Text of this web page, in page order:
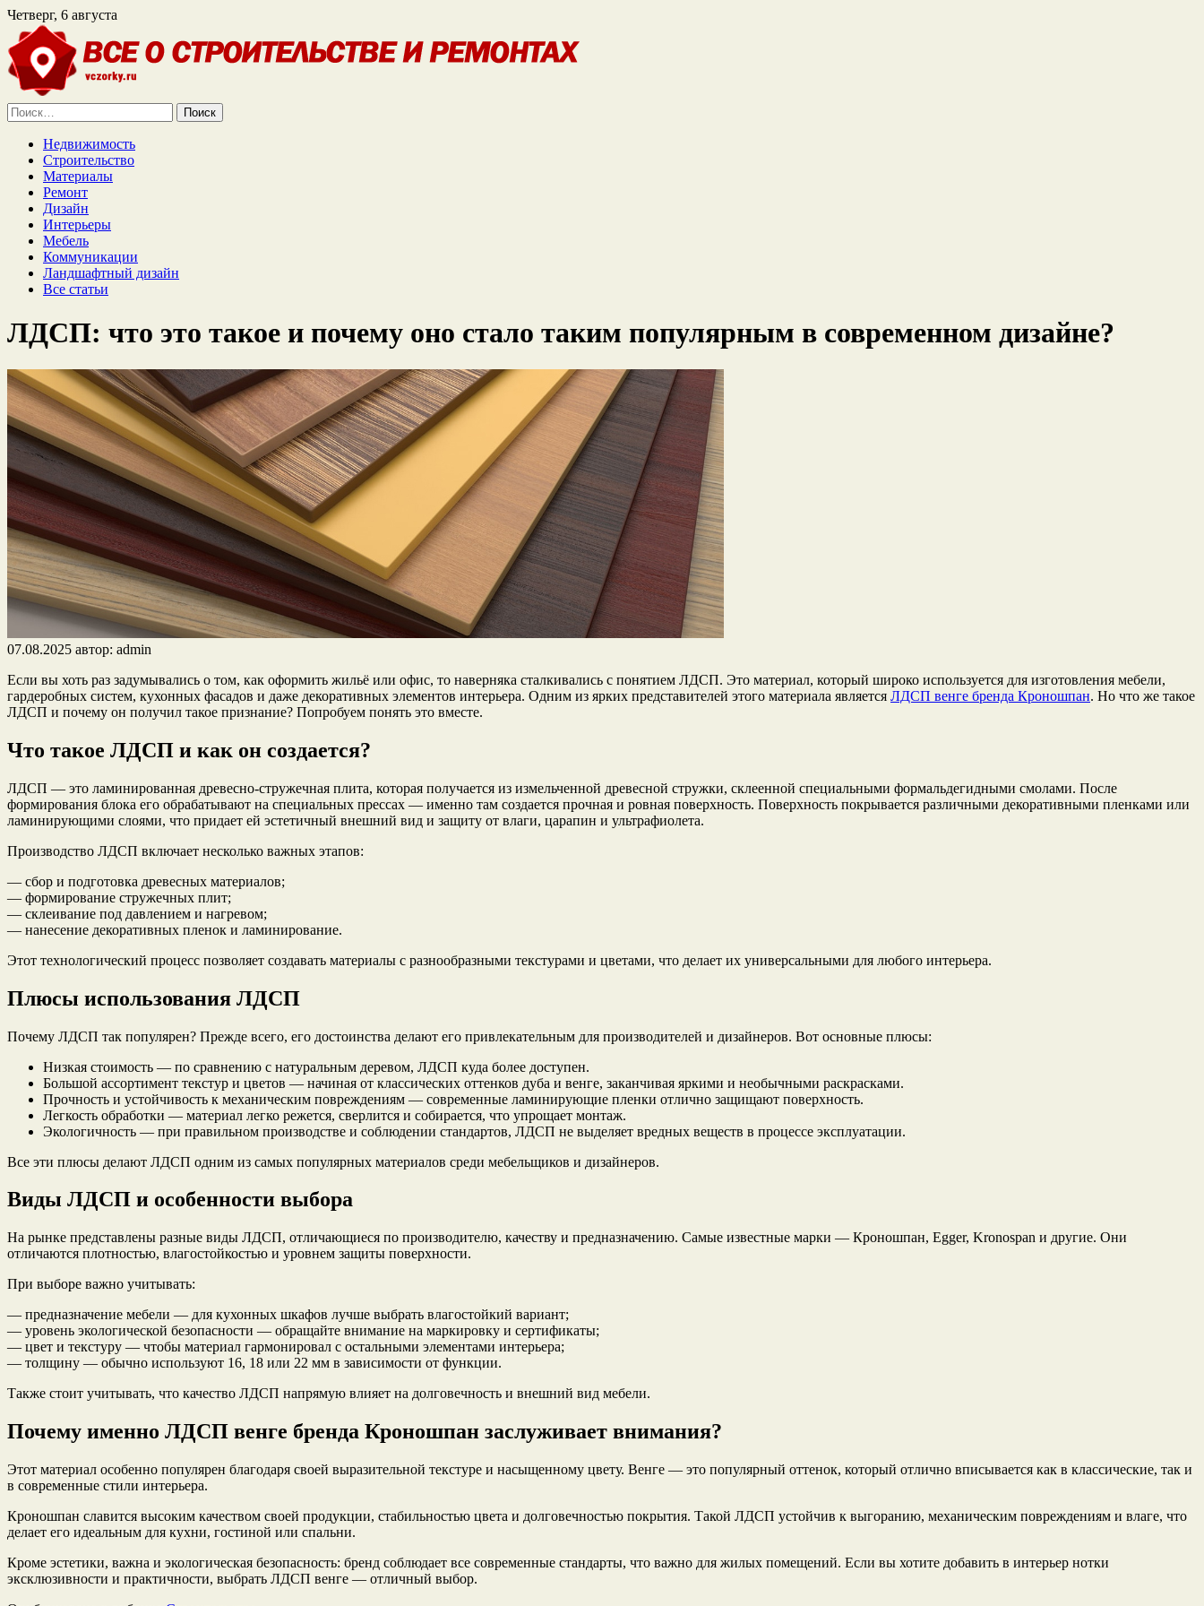
Четверг, 6 августа
Найти:
Недвижимость
Строительство
Материалы
Ремонт
Дизайн
Интерьеры
Мебель
Коммуникации
Ландшафтный дизайн
Все статьи
ЛДСП: что это такое и почему оно стало таким популярным в современном дизайне?
07.08.2025 автор: admin
Если вы хоть раз задумывались о том, как оформить жильё или офис, то наверняка сталкивались с понятием ЛДСП. Это материал, который широко используется для изготовления мебели,
гардеробных систем, кухонных фасадов и даже декоративных элементов интерьера. Одним из ярких представителей этого материала является ЛДСП венге бренда Кроношпан. Но что же такое
ЛДСП и почему он получил такое признание? Попробуем понять это вместе.
Что такое ЛДСП и как он создается?
ЛДСП — это ламинированная древесно-стружечная плита, которая получается из измельченной древесной стружки, склеенной специальными формальдегидными смолами. После
формирования блока его обрабатывают на специальных прессах — именно там создается прочная и ровная поверхность. Поверхность покрывается различными декоративными пленками или
ламинирующими слоями, что придает ей эстетичный внешний вид и защиту от влаги, царапин и ультрафиолета.
Производство ЛДСП включает несколько важных этапов:
— сбор и подготовка древесных материалов;
— формирование стружечных плит;
— склеивание под давлением и нагревом;
— нанесение декоративных пленок и ламинирование.
Этот технологический процесс позволяет создавать материалы с разнообразными текстурами и цветами, что делает их универсальными для любого интерьера.
Плюсы использования ЛДСП
Почему ЛДСП так популярен? Прежде всего, его достоинства делают его привлекательным для производителей и дизайнеров. Вот основные плюсы:
Низкая стоимость — по сравнению с натуральным деревом, ЛДСП куда более доступен.
Большой ассортимент текстур и цветов — начиная от классических оттенков дуба и венге, заканчивая яркими и необычными раскрасками.
Прочность и устойчивость к механическим повреждениям — современные ламинирующие пленки отлично защищают поверхность.
Легкость обработки — материал легко режется, сверлится и собирается, что упрощает монтаж.
Экологичность — при правильном производстве и соблюдении стандартов, ЛДСП не выделяет вредных веществ в процессе эксплуатации.
Все эти плюсы делают ЛДСП одним из самых популярных материалов среди мебельщиков и дизайнеров.
Виды ЛДСП и особенности выбора
На рынке представлены разные виды ЛДСП, отличающиеся по производителю, качеству и предназначению. Самые известные марки — Кроношпан, Egger, Kronospan и другие. Они
отличаются плотностью, влагостойкостью и уровнем защиты поверхности.
При выборе важно учитывать:
— предназначение мебели — для кухонных шкафов лучше выбрать влагостойкий вариант;
— уровень экологической безопасности — обращайте внимание на маркировку и сертификаты;
— цвет и текстуру — чтобы материал гармонировал с остальными элементами интерьера;
— толщину — обычно используют 16, 18 или 22 мм в зависимости от функции.
Также стоит учитывать, что качество ЛДСП напрямую влияет на долговечность и внешний вид мебели.
Почему именно ЛДСП венге бренда Кроношпан заслуживает внимания?
Этот материал особенно популярен благодаря своей выразительной текстуре и насыщенному цвету. Венге — это популярный оттенок, который отлично вписывается как в классические, так и
в современные стили интерьера.
Кроношпан славится высоким качеством своей продукции, стабильностью цвета и долговечностью покрытия. Такой ЛДСП устойчив к выгоранию, механическим повреждениям и влаге, что
делает его идеальным для кухни, гостиной или спальни.
Кроме эстетики, важна и экологическая безопасность: бренд соблюдает все современные стандарты, что важно для жилых помещений. Если вы хотите добавить в интерьер нотки
эксклюзивности и практичности, выбрать ЛДСП венге — отличный выбор.